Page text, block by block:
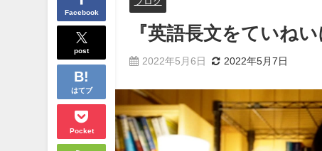
Facebook
post
はてブ
Pocket
『英語長文をていね
2022年5月6日 2022年5月7日